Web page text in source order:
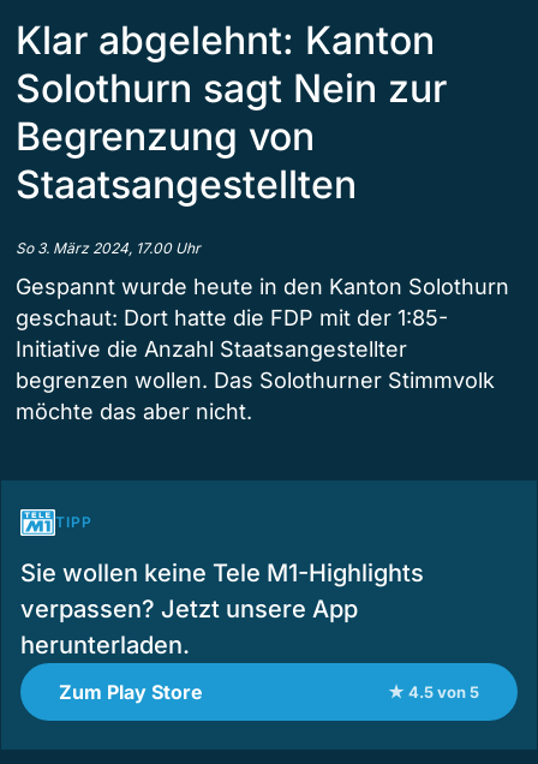
Klar abgelehnt: Kanton
Solothurn sagt Nein zur
Begrenzung von
Staatsangestellten
So 3. März 2024, 17.00 Uhr
Gespannt wurde heute in den Kanton Solothurn
geschaut: Dort hatte die FDP mit der 1:85-
Initiative die Anzahl Staatsangestellter
begrenzen wollen. Das Solothurner Stimmvolk
möchte das aber nicht.
TIPP
Sie wollen keine Tele M1-Highlights
verpassen? Jetzt unsere App
herunterladen.
Zum Play Store ★ 4.5 von 5